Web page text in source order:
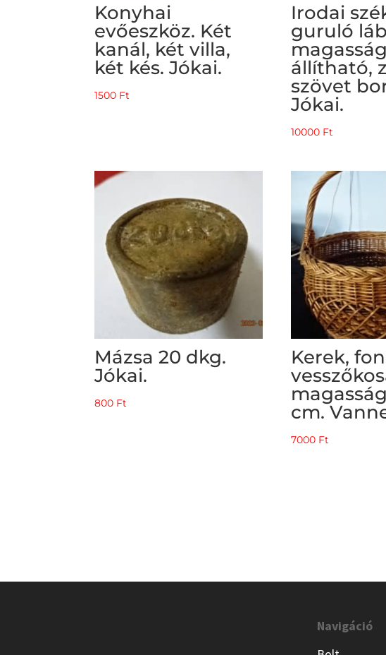
Konyhai
evőeszköz. Két
kanál, két villa,
két kés. Jókai.
1500 Ft
Irodai
guruló
állítható,
szövet
Jókai.
10000 Ft
Mázsa 20 dkg.
Jókai.
800 Ft
Kerek,
cm.
7000 Ft
Navigáció